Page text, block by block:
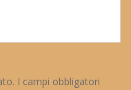
I campi obbligatori